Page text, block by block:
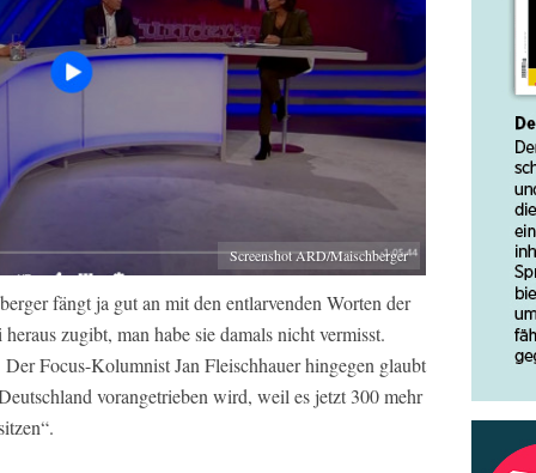
Screenshot ARD/Maischberger
fängt ja gut an mit den entlarvenden Worten der
zugibt, man habe sie damals nicht vermisst.
Focus-Kolumnist Jan Fleischhauer hingegen glaubt
vorangetrieben wird, weil es jetzt 300 mehr